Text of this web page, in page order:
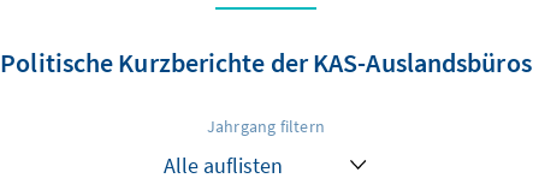
Politische Kurzberichte der KAS-Auslandsbüros
Jahrgang filtern